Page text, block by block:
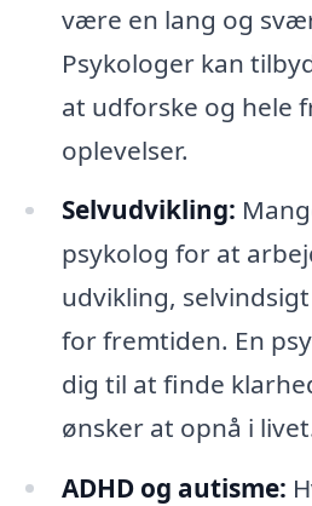
være en lang og
Psykologer kan
at udforske og hele
oplevelser.
Selvudvikling:
psykolog for at
udvikling,
for fremtiden. En
dig til at finde
ønsker at opnå i
ADHD og autisme: